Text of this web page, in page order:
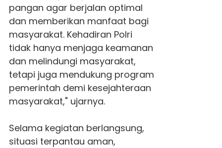
pangan agar berjalan optimal
dan memberikan manfaat bagi
masyarakat. Kehadiran Polri
tidak hanya menjaga keamanan
dan melindungi masyarakat,
tetapi juga mendukung program
pemerintah demi kesejahteraan
masyarakat," ujarnya.
Selama kegiatan berlangsung,
situasi terpantau aman,